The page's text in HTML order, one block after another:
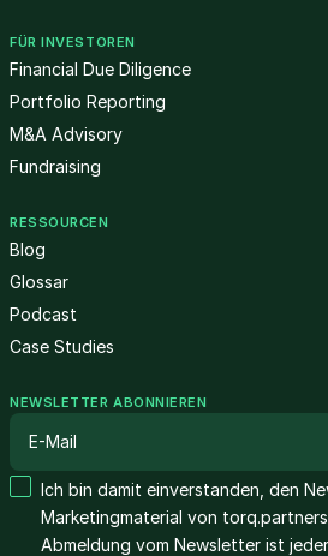
FÜR INVESTOREN
Financial Due Diligence
Portfolio Reporting
M&A Advisory
Fundraising
RESSOURCEN
Blog
Glossar
Podcast
Case Studies
NEWSLETTER ABONNIEREN
Ich bin damit einverstanden, den
Marketingmaterial von
Abmeldung vom Newsletter ist